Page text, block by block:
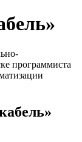
программиста